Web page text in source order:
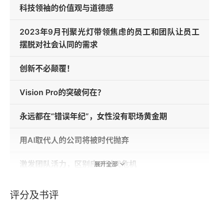
科技领袖的价值观与道德感
2023年9月刊聚光灯带领焦虑的员工和团队让员工
摆脱对社会认同的需求
创新不必颠覆！
Vision Pro的突破何在？
永远都在“错误年纪”，女性没有职场黄金期
用AI取代人的公司将被时代抛弃
激发团队活力，区别应对时代危机
你的公司有印度战略吗？
展开全部
评分及书评